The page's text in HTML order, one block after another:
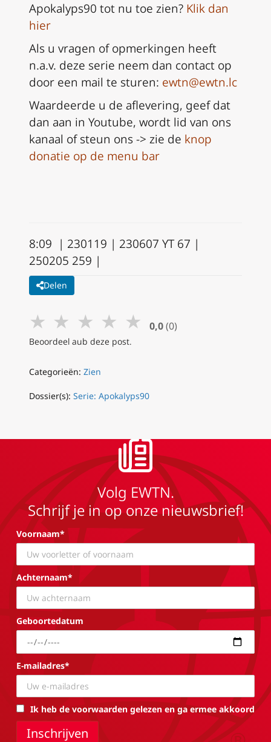
Apokalyps90 tot nu toe zien? Klik dan
hier
Als u vragen of opmerkingen heeft
n.a.v. deze serie neem dan contact op
door een mail te sturen: ewtn@ewtn.lc
Waardeerde u de aflevering, geef dat
dan aan in Youtube, wordt lid van ons
kanaal of steun ons -> zie de knop
donatie op de menu bar
8:09 | 230119 | 230607 YT 67 |
250205 259 |
Delen
★ ★ ★ ★ ★ 0,0 (0)
Beoordeel aub deze post.
Categorieën: Zien
Dossier(s): Serie: Apokalyps90
Volg EWTN.
Schrijf je in op onze nieuwsbrief!
Voornaam*
Achternaam*
Geboortedatum
E-mailadres*
Ik heb de voorwaarden gelezen en ga ermee akkoord